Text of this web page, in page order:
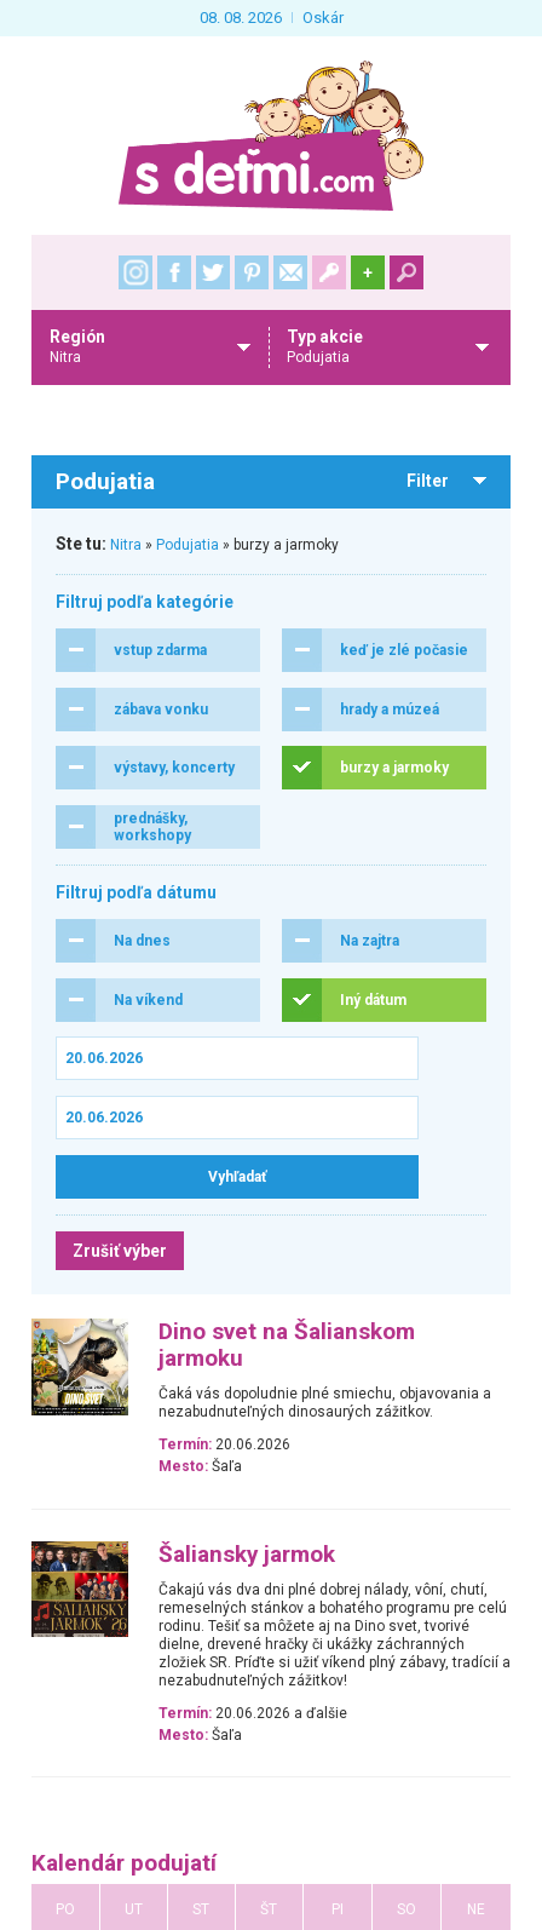
08. 08. 2026 Oskár
+
Región
Nitra
Typ akcie
Podujatia
Podujatia Filter
Ste tu: Nitra » Podujatia » burzy a jarmoky
Filtruj podľa kategórie
vstup zdarma keď je zlé počasie
zábava vonku hrady a múzeá
výstavy, koncerty burzy a jarmoky
prednášky,
workshopy
Filtruj podľa dátumu
Na dnes Na zajtra
Na víkend Iný dátum
Zrušiť výber
Dino svet na Šalianskom
jarmoku
Čaká vás dopoludnie plné smiechu, objavovania a
nezabudnuteľných dinosaurých zážitkov.
Termín: 20.06.2026
Mesto: Šaľa
Šaliansky jarmok
Čakajú vás dva dni plné dobrej nálady, vôní, chutí,
remeselných stánkov a bohatého programu pre celú
rodinu. Tešiť sa môžete aj na Dino svet, tvorivé
dielne, drevené hračky či ukážky záchranných
zložiek SR. Príďte si užiť víkend plný zábavy, tradícií a
nezabudnuteľných zážitkov!
Termín: 20.06.2026 a ďalšie
Mesto: Šaľa
Kalendár podujatí
PO UT ST ŠT PI SO NE